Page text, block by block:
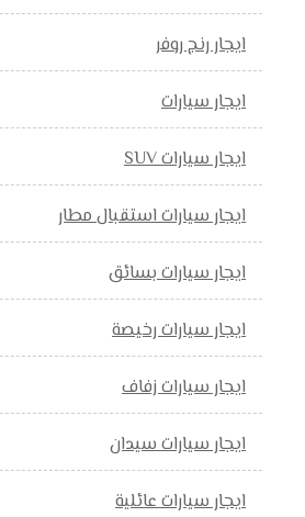
ايجار رنج روفر
ايجار سيارات
ايجار سيارات SUV
ايجار سيارات استقبال مطار
ايجار سيارات بسائق
ايجار سيارات رخيصة
ايجار سيارات زفاف
ايجار سيارات سيدان
ايجار سيارات عائلية